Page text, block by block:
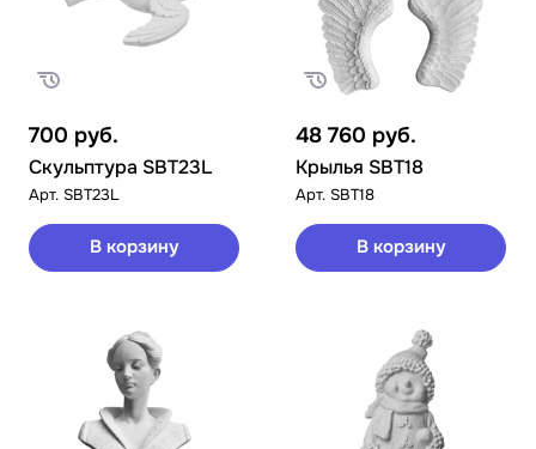
700 руб.
Скульптура SBT23L
Арт. SBT23L
В корзину
48 760 руб.
Крылья SBT18
Арт. SBT18
В корзину